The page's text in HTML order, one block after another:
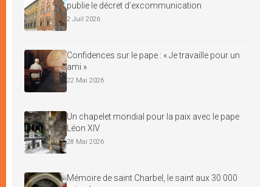
publie le décret d’excommunication
2 Juil 2026
Confidences sur le pape : « Je travaille pour un
ami »
22 Mai 2026
Un chapelet mondial pour la paix avec le pape
Léon XIV
28 Mai 2026
Mémoire de saint Charbel, le saint aux 30 000